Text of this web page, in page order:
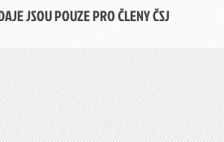
JSOU POUZE PRO ČLENY ČSJ